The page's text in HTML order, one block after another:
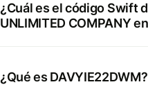
¿Cuál es el código Swift
UNLIMITED COMPANY
¿Qué es DAVYIE22DWM?